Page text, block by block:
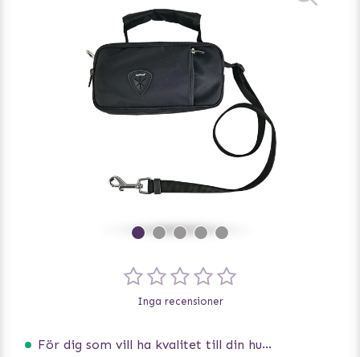
För dig som vill ha kvalitet till din hund!
Inga recensioner